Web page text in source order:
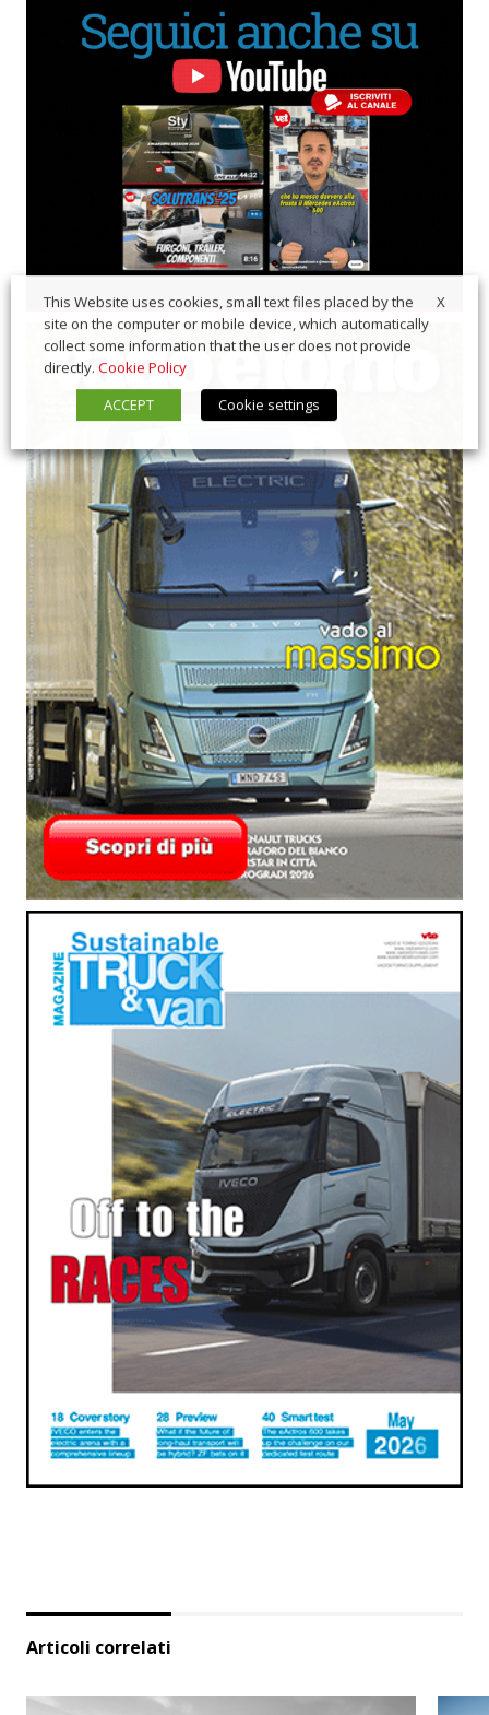
Articoli correlati
X
This Website uses cookies, small text files placed by the
site on the computer or mobile device, which automatically
collect some information that the user does not provide
directly. Cookie Policy
ACCEPT
Cookie settings